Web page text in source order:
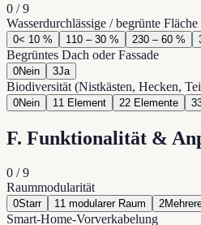
0 /9
Wasserdurchlässige / begrünte Fläche
0< 10 % 1 10 – 30 % 230 – 60 %
Begrüntes Dach oder Fassade
0Nein 3Ja
Biodiversität (Nistkästen, Hecken,
0Nein 1 1 Element 22 Elemente 3
F. Funktionalität &
0 /9
Raummodularität
0Starr 1 1 modularer Raum 2
Smart-Home-Vorverkabelung